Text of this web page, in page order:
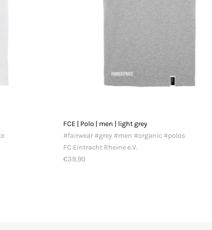
FCE | Polo | men | light grey
#fairwear #grey #men #organic #polos
FC Eintracht Rheine e.V.
€39,90